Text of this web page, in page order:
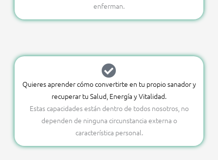
enferman.
Quieres aprender cómo convertirte en tu propio sanador y
recuperar tu Salud, Energía y Vitalidad.
Estas capacidades están dentro de todos nosotros, no
dependen de ninguna circunstancia externa o
característica personal.